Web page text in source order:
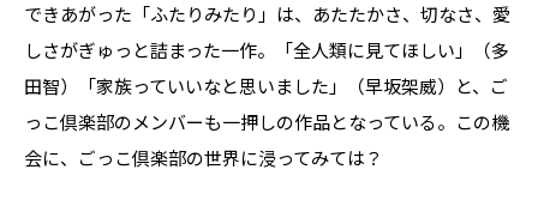
できあがった「ふたりみたり」は、あたたかさ、切なさ、愛
しさがぎゅっと詰まった一作。「全人類に見てほしい」（多
田智）「家族っていいなと思いました」（早坂架威）と、ご
っこ倶楽部のメンバーも一押しの作品となっている。この機
会に、ごっこ倶楽部の世界に浸ってみては？